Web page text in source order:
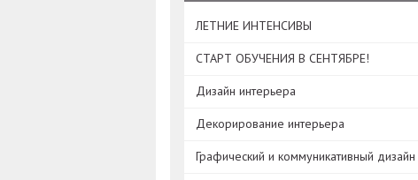
ЛЕТНИЕ ИНТЕНСИВЫ
СТАРТ ОБУЧЕНИЯ В СЕНТЯБРЕ!
Дизайн интерьера
Декорирование интерьера
Графический и коммуникативный дизайн